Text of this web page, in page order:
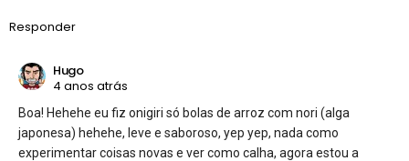
Responder
Hugo
4 anos atrás
Boa! Hehehe eu fiz onigiri só bolas de arroz com nori (alga
japonesa) hehehe, leve e saboroso, yep yep, nada como
experimentar coisas novas e ver como calha, agora estou a